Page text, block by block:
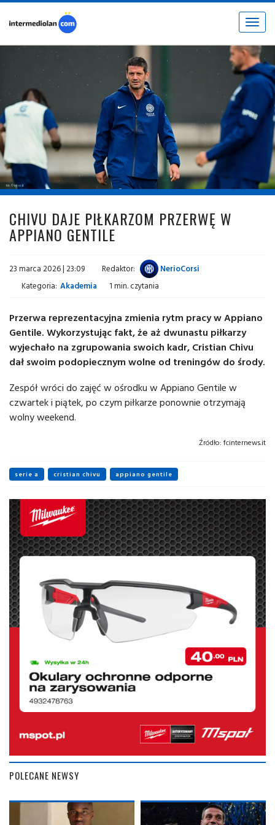
Toggle
fot. © inter.it
CHIVU DAJE PIŁKARZOM PRZERWĘ W
APPIANO GENTILE
23 marca 2026 | 23:09 Redaktor:
NerioCorsi
Kategoria: Akademia 1 min. czytania
Przerwa reprezentacyjna zmienia rytm pracy w Appiano
Gentile. Wykorzystując fakt, że aż dwunastu piłkarzy
wyjechało na zgrupowania swoich kadr, Cristian Chivu
dał swoim podopiecznym wolne od treningów do środy.
Zespół wróci do zajęć w ośrodku w Appiano Gentile w
czwartek i piątek, po czym piłkarze ponownie otrzymają
wolny weekend.
Źródło: fcinternews.it
serie a cristian chivu appiano gentile
POLECANE NEWSY